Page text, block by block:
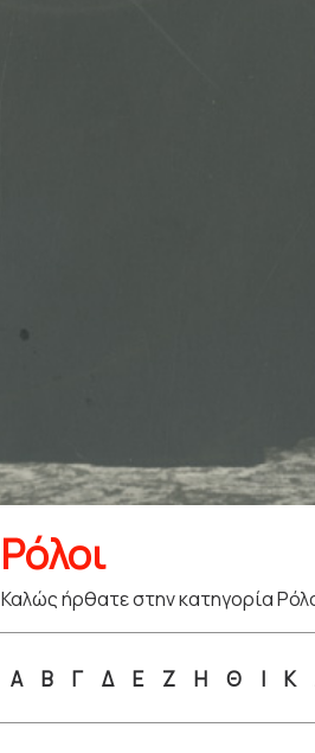
Ρόλοι
Καλώς ήρθατε στην κατηγορία
Α Β Γ Δ Ε Ζ Η Θ Ι Κ